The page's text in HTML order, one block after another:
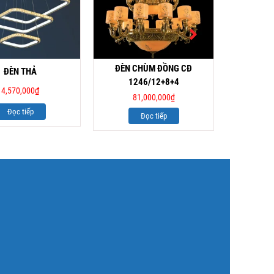
ĐÈN THẢ
4,570,000₫
Đọc tiếp
ĐÈN CHÙM ĐỒNG CĐ
1246/12+8+4
81,000,000₫
Đọc tiếp